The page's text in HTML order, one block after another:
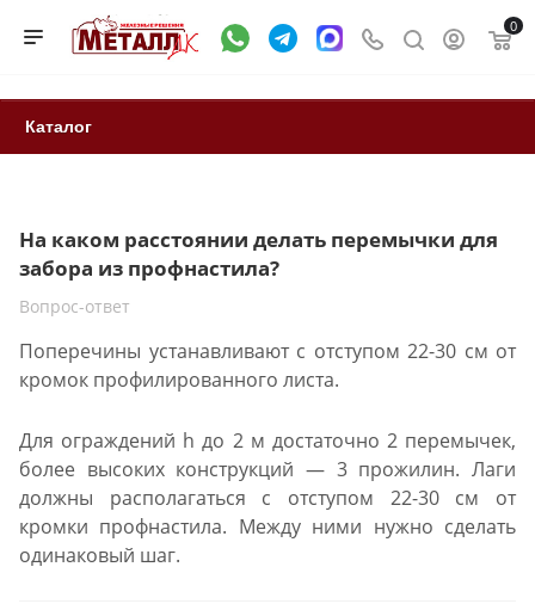
0
Каталог
На каком расстоянии делать перемычки для
забора из профнастила?
Вопрос-ответ
Поперечины устанавливают с отступом 22-30 см от
кромок профилированного листа.
Для ограждений h до 2 м достаточно 2 перемычек,
более высоких конструкций — 3 прожилин. Лаги
должны располагаться с отступом 22-30 см от
кромки профнастила. Между ними нужно сделать
одинаковый шаг.